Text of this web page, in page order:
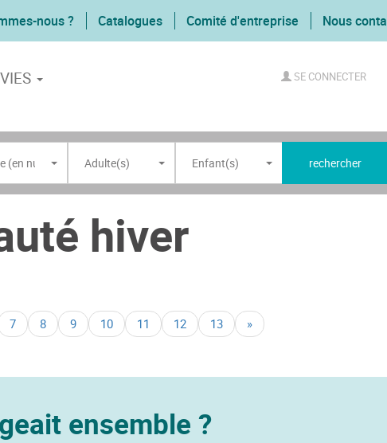
nous ? Catalogues Comité d'entreprise Nous
SE CONNECTER
(en nuits) ? Adulte(s) Enfant(s) rechercher
hiver
7 8 9 10 11 12 13 »
ensemble ?